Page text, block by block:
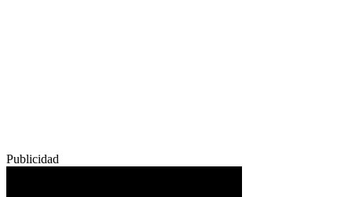
Publicidad